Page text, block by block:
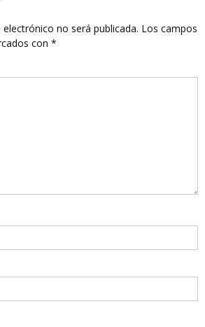
no será publicada. Los campos
con *